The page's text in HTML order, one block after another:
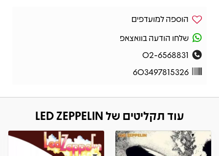
הוספה למועדפים
שלחו הודעה בוואצאפ
02-6568831
603497815326
עוד תקליטים של LED ZEPPELIN